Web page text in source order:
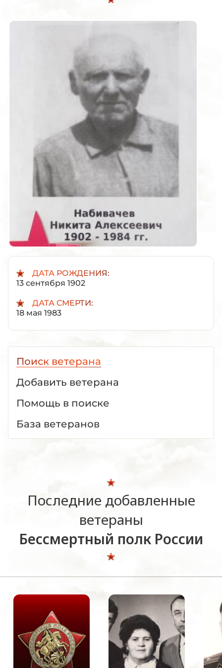
ДАТА РОЖДЕНИЯ:
13 сентября 1902
ДАТА СМЕРТИ:
18 мая 1983
Поиск ветерана
Добавить ветерана
Помощь в поиске
База ветеранов
Последние добавленные
ветераны
Бессмертный полк России